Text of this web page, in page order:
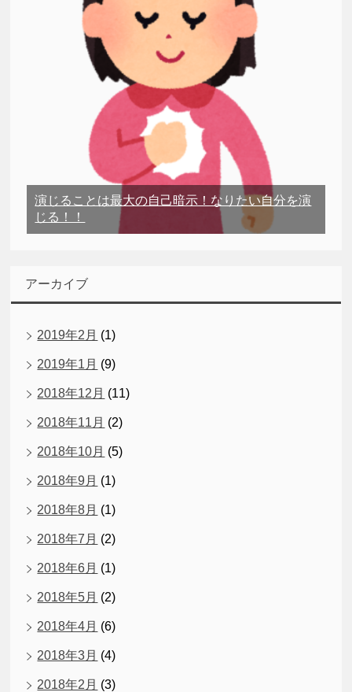
演じることは最大の自己暗示！なりたい自分を演
じる！！
アーカイブ
2019年2月 (1)
2019年1月 (9)
2018年12月 (11)
2018年11月 (2)
2018年10月 (5)
2018年9月 (1)
2018年8月 (1)
2018年7月 (2)
2018年6月 (1)
2018年5月 (2)
2018年4月 (6)
2018年3月 (4)
2018年2月 (3)